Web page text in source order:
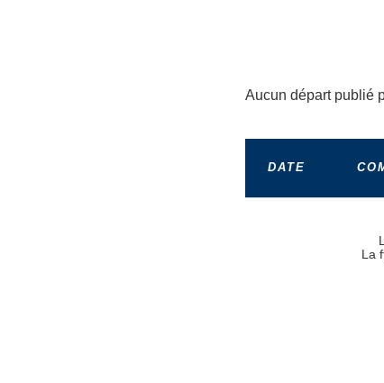
Aucun départ publié
DATE
La